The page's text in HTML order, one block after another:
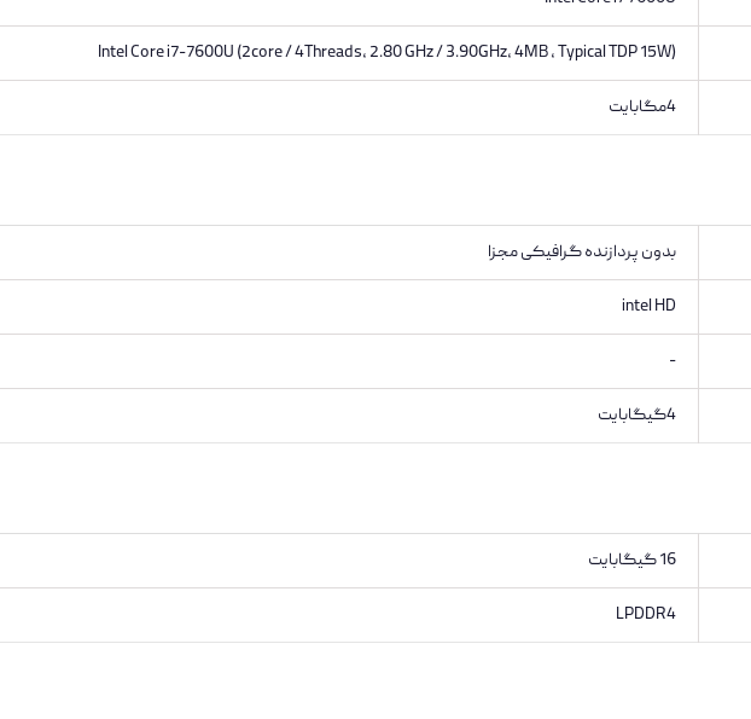
Intel Core i7-7600U (2core / 4Threads, 2.80 GHz / 3.90GHz, 4MB , Typical TDP 15W)
4مگابایت
بدون پردازنده گرافیکی مجزا
intel HD
-
4گیگابایت
16 گیگابایت
LPDDR4